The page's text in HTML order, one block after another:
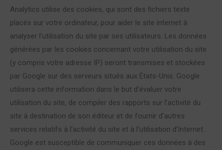
Analytics utilise des cookies, qui sont des fichiers texte
placés sur votre ordinateur, pour aider le site internet à
analyser l’utilisation du site par ses utilisateurs. Les données
générées par les cookies concernant votre utilisation du site
(y compris votre adresse IP) seront transmises et stockées
par Google sur des serveurs situés aux États-Unis. Google
utilisera cette information dans le but d’évaluer votre
utilisation du site, de compiler des rapports sur l’activité du
site à destination de son éditeur et de fournir d’autres
services relatifs à l’activité du site et à l’utilisation d’Internet.
Google est susceptible de communiquer ces données à des